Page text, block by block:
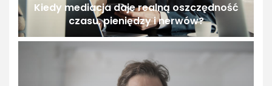
Kiedy mediacja daje realną oszczędność
czasu, pieniędzy i nerwów?